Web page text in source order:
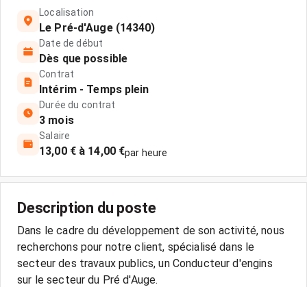
Localisation
Le Pré-d'Auge (14340)
Date de début
Dès que possible
Contrat
Intérim - Temps plein
Durée du contrat
3 mois
Salaire
13,00 € à 14,00 €par heure
Description du poste
Dans le cadre du développement de son activité, nous
recherchons pour notre client, spécialisé dans le
secteur des travaux publics, un Conducteur d'engins
sur le secteur du Pré d'Auge.